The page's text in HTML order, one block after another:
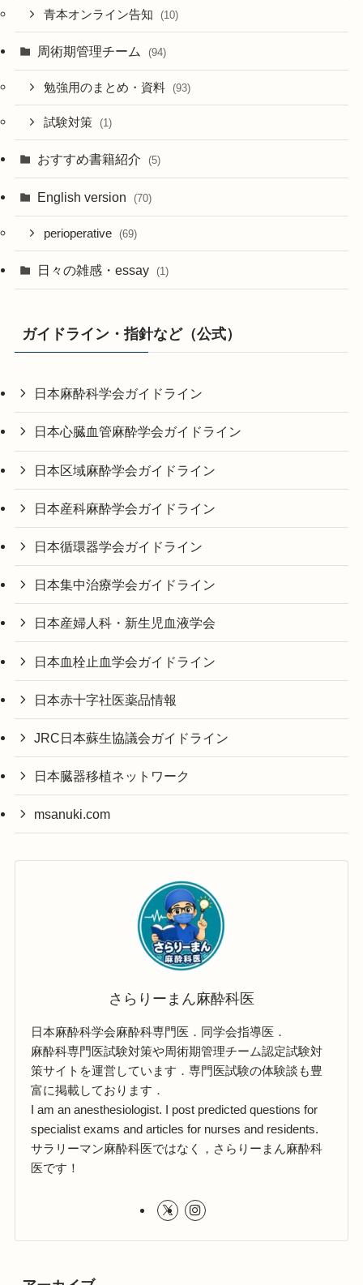
青本オンライン告知 (10)
周術期管理チーム (94)
勉強用のまとめ・資料 (93)
試験対策 (1)
おすすめ書籍紹介 (5)
English version (70)
perioperative (69)
日々の雑感・essay (1)
ガイドライン・指針など（公式）
日本麻酔科学会ガイドライン
日本心臓血管麻酔学会ガイドライン
日本区域麻酔学会ガイドライン
日本産科麻酔学会ガイドライン
日本循環器学会ガイドライン
日本集中治療学会ガイドライン
日本産婦人科・新生児血液学会
日本血栓止血学会ガイドライン
日本赤十字社医薬品情報
JRC日本蘇生協議会ガイドライン
日本臓器移植ネットワーク
msanuki.com
さらりーまん麻酔科医
日本麻酔科学会麻酔科専門医．同学会指導医．
麻酔科専門医試験対策や周術期管理チーム認定試験対
策サイトを運営しています．専門医試験の体験談も豊
富に掲載しております．
I am an anesthesiologist. I post predicted questions for
specialist exams and articles for nurses and residents.
サラリーマン麻酔科医ではなく，さらりーまん麻酔科
医です！